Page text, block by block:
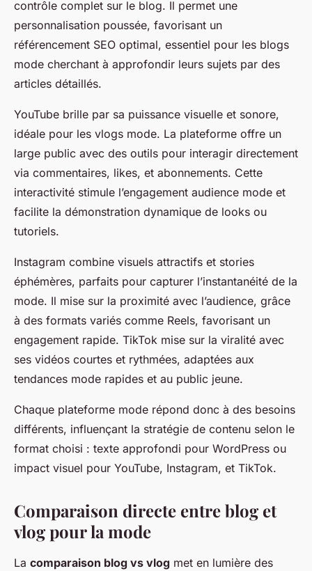
contrôle complet sur le blog. Il permet une
personnalisation poussée, favorisant un
référencement SEO optimal, essentiel pour les blogs
mode cherchant à approfondir leurs sujets par des
articles détaillés.
YouTube brille par sa puissance visuelle et sonore,
idéale pour les vlogs mode. La plateforme offre un
large public avec des outils pour interagir directement
via commentaires, likes, et abonnements. Cette
interactivité stimule l’engagement audience mode et
facilite la démonstration dynamique de looks ou
tutoriels.
Instagram combine visuels attractifs et stories
éphémères, parfaits pour capturer l’instantanéité de la
mode. Il mise sur la proximité avec l’audience, grâce
à des formats variés comme Reels, favorisant un
engagement rapide. TikTok mise sur la viralité avec
ses vidéos courtes et rythmées, adaptées aux
tendances mode rapides et au public jeune.
Chaque plateforme mode répond donc à des besoins
différents, influençant la stratégie de contenu selon le
format choisi : texte approfondi pour WordPress ou
impact visuel pour YouTube, Instagram, et TikTok.
Comparaison directe entre blog et
vlog pour la mode
La comparaison blog vs vlog met en lumière des